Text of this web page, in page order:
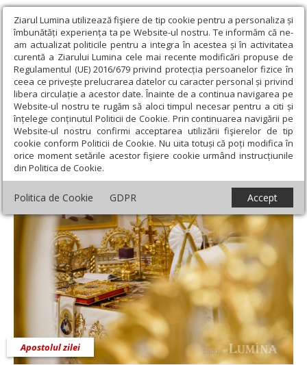
Ziarul Lumina utilizează fişiere de tip cookie pentru a personaliza și
îmbunătăți experiența ta pe Website-ul nostru. Te informăm că ne-
am actualizat politicile pentru a integra în acestea și în activitatea
curentă a Ziarului Lumina cele mai recente modificări propuse de
Regulamentul (UE) 2016/679 privind protecția persoanelor fizice în
ceea ce privește prelucrarea datelor cu caracter personal și privind
libera circulație a acestor date. Înainte de a continua navigarea pe
Website-ul nostru te rugăm să aloci timpul necesar pentru a citi și
înțelege conținutul Politicii de Cookie. Prin continuarea navigării pe
Website-ul nostru confirmi acceptarea utilizării fişierelor de tip
cookie conform Politicii de Cookie. Nu uita totuși că poți modifica în
orice moment setările acestor fişiere cookie urmând instrucțiunile
din Politica de Cookie.
Politica de Cookie GDPR Accept
Ziarul Lumina › Teologie și spiritualitate › Apostolul zilei › I
Timotei 6, 17-21
I Timotei 6, 17-21
Apostolul zilei